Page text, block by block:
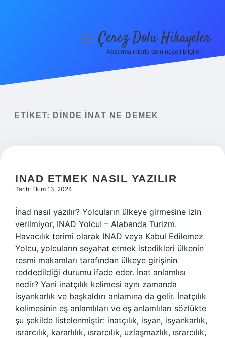
Yasal Uyarı
menüyüÇerez Dolu Hikayeler
Atıştırmalıklarla dolu neşeli bilgiler!
ETIKET: DINDE INAT NE DEMEK
INAD ETMEK NASIL YAZILIR
Tarih: Ekim 13, 2024
İnad nasıl yazılır? Yolcuların ülkeye girmesine izin
verilmiyor, INAD Yolcu! – Alabanda Turizm.
Havacılık terimi olarak INAD veya Kabul Edilemez
Yolcu, yolcuların seyahat etmek istedikleri ülkenin
resmi makamları tarafından ülkeye girişinin
reddedildiği durumu ifade eder. İnat anlamlısı
nedir? Yani inatçılık kelimesi aynı zamanda
isyankarlık ve başkaldırı anlamına da gelir. İnatçılık
kelimesinin eş anlamlıları ve eş anlamlıları sözlükte
şu şekilde listelenmiştir: inatçılık, isyan, isyankarlık,
ısrarcılık, kararlılık, ısrarcılık, uzlaşmazlık, ısrarcılık,